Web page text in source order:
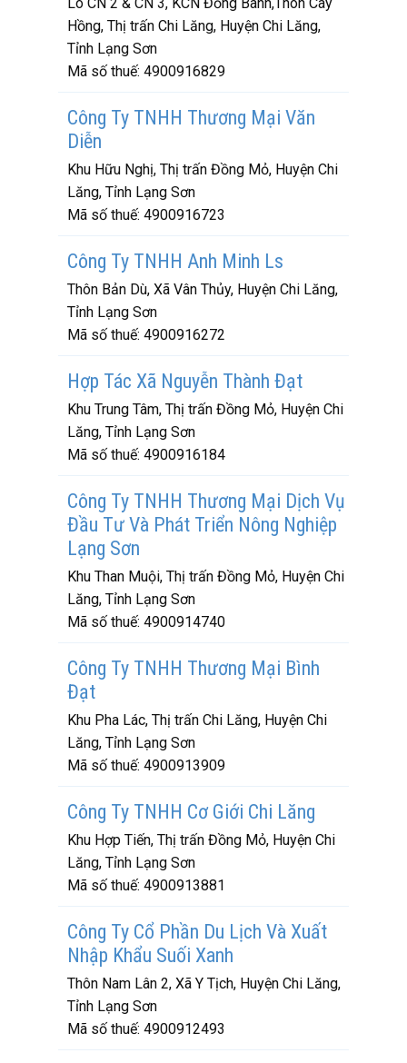
Hồng, Thị trấn Chi Lăng, Huyện Chi Lăng,
Tỉnh Lạng Sơn
Mã số thuế: 4900916829
Công Ty TNHH Thương Mại Văn
Diễn
Khu Hữu Nghị, Thị trấn Đồng Mỏ, Huyện Chi
Lăng, Tỉnh Lạng Sơn
Mã số thuế: 4900916723
Công Ty TNHH Anh Minh Ls
Thôn Bản Dù, Xã Vân Thủy, Huyện Chi Lăng,
Tỉnh Lạng Sơn
Mã số thuế: 4900916272
Hợp Tác Xã Nguyễn Thành Đạt
Khu Trung Tâm, Thị trấn Đồng Mỏ, Huyện Chi
Lăng, Tỉnh Lạng Sơn
Mã số thuế: 4900916184
Công Ty TNHH Thương Mại Dịch Vụ
Đầu Tư Và Phát Triển Nông Nghiệp
Lạng Sơn
Khu Than Muội, Thị trấn Đồng Mỏ, Huyện Chi
Lăng, Tỉnh Lạng Sơn
Mã số thuế: 4900914740
Công Ty TNHH Thương Mại Bình
Đạt
Khu Pha Lác, Thị trấn Chi Lăng, Huyện Chi
Lăng, Tỉnh Lạng Sơn
Mã số thuế: 4900913909
Công Ty TNHH Cơ Giới Chi Lăng
Khu Hợp Tiến, Thị trấn Đồng Mỏ, Huyện Chi
Lăng, Tỉnh Lạng Sơn
Mã số thuế: 4900913881
Công Ty Cổ Phần Du Lịch Và Xuất
Nhập Khẩu Suối Xanh
Thôn Nam Lân 2, Xã Y Tịch, Huyện Chi Lăng,
Tỉnh Lạng Sơn
Mã số thuế: 4900912493